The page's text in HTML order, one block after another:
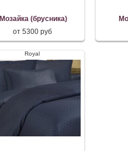
Мозайка (брусника)
от 5300 руб
Royal